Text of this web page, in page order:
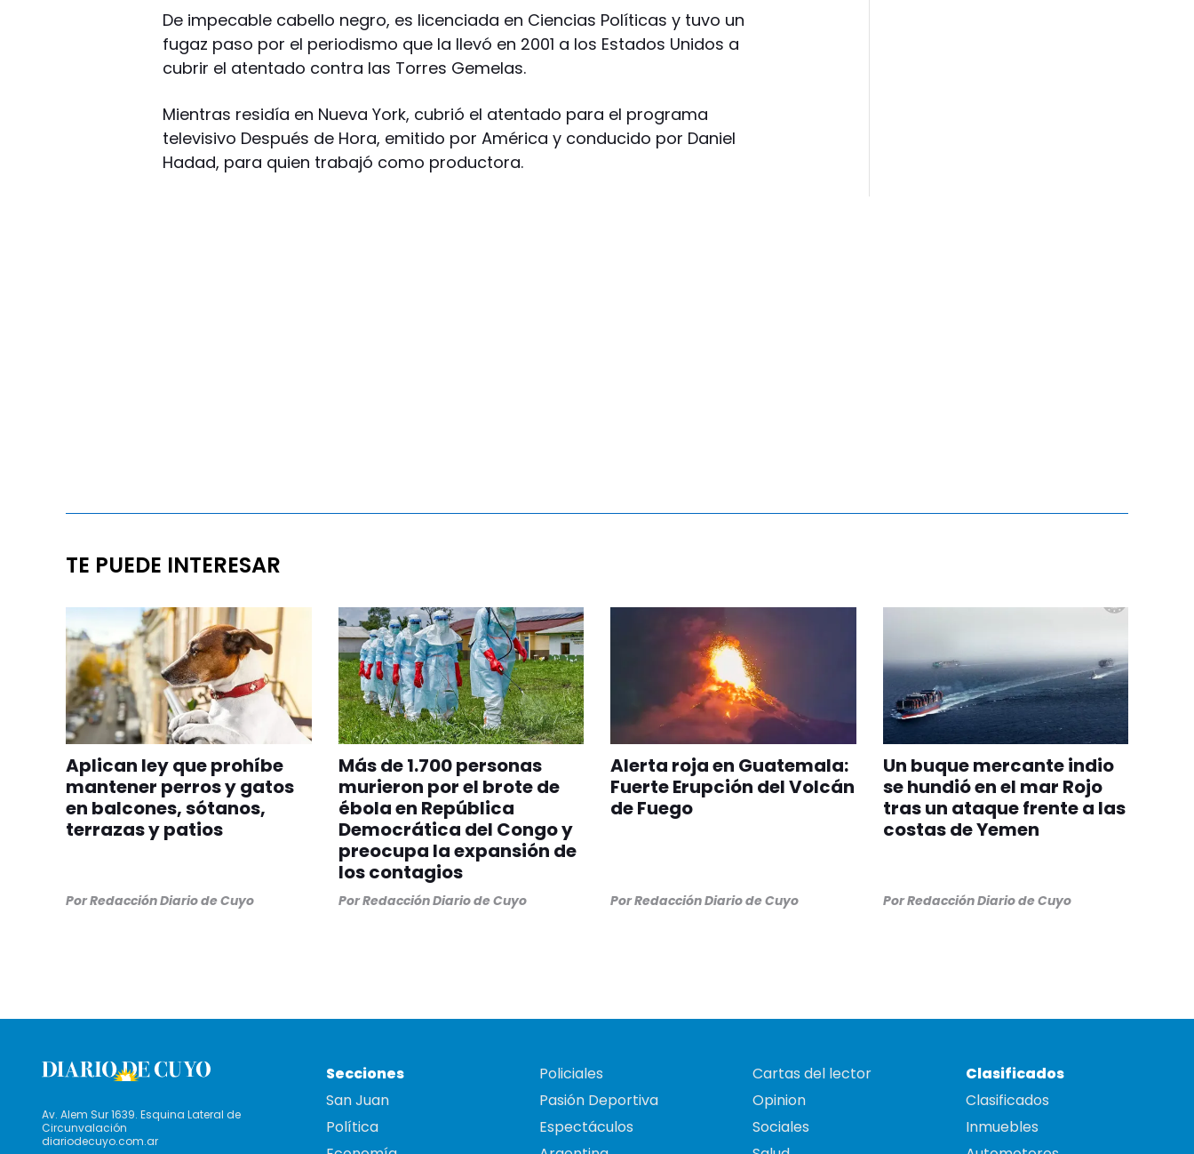
De impecable cabello negro, es licenciada en Ciencias Políticas y tuvo un
fugaz paso por el periodismo que la llevó en 2001 a los Estados Unidos a
cubrir el atentado contra las Torres Gemelas.
Mientras residía en Nueva York, cubrió el atentado para el programa
televisivo Después de Hora, emitido por América y conducido por Daniel
Hadad, para quien trabajó como productora.
TE PUEDE INTERESAR
Aplican ley que prohíbe
mantener perros y gatos
en balcones, sótanos,
terrazas y patios
PorRedacción Diario de Cuyo
Más de 1.700 personas
murieron por el brote de
ébola en República
Democrática del Congo y
preocupa la expansión de
los contagios
PorRedacción Diario de Cuyo
Alerta roja en Guatemala:
Fuerte Erupción del Volcán
de Fuego
PorRedacción Diario de Cuyo
Un buque mercante indio
se hundió en el mar Rojo
tras un ataque frente a las
costas de Yemen
PorRedacción Diario de Cuyo
Av. Alem Sur 1639. Esquina Lateral de
Circunvalación
diariodecuyo.com.ar
Secciones
San Juan
Política
Policiales
Pasión Deportiva
Espectáculos
Cartas del lector
Opinion
Sociales
Clasificados
Clasificados
Inmuebles